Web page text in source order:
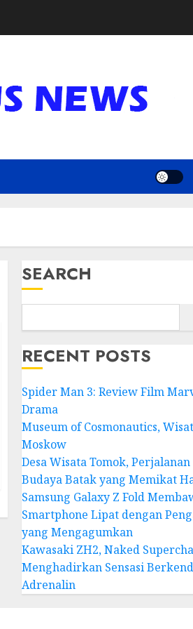
SEARCH
RECENT POSTS
Spider Man 3: Review Film
Drama
Museum of Cosmonautics,
Moskow
Desa Wisata Tomok,
Budaya Batak yang Memikat
Samsung Galaxy Z Fold
Smartphone Lipat dengan
yang Mengagumkan
Kawasaki ZH2, Naked
Menghadirkan Sensasi
Adrenalin